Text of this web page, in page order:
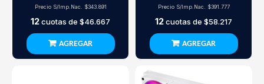
Precio S/Imp.Nac. $343.891
12cuotas de $46.667
AGREGAR
Precio S/Imp.Nac. $391.777
12cuotas de $58.217
AGREGAR